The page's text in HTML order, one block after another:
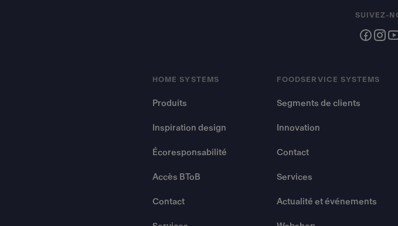
HOME SYSTEMS
Produits
Inspiration design
Écoresponsabilité
Accès BToB
Contact
FOODSERVICE SYSTEMS
Segments de clients
Innovation
Contact
Services
Actualité et événements
SUIVEZ-